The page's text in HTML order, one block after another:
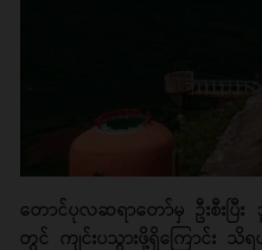
တောင်ပုလဆရာတော်မှ ဦးစီးပြီ
တွင် ကျင်းပသွားဖို့ရှိကြောင်း သိ